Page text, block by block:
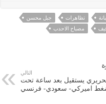
تظاهرات
جبل محسن
مصباح الاحدب
التالي
يستقيل بعد ساعة تحت
اميركي- سعودي- فرنسي